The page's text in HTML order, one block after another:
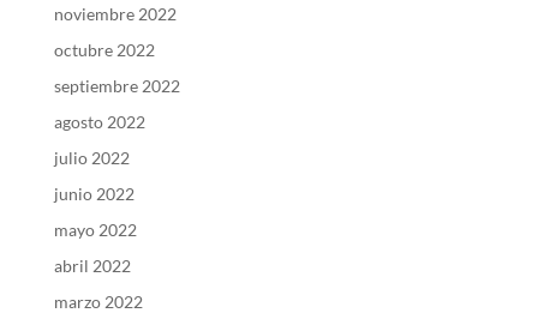
noviembre 2022
octubre 2022
septiembre 2022
agosto 2022
julio 2022
junio 2022
mayo 2022
abril 2022
marzo 2022